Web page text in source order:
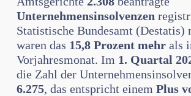
Unternehmensinsolvenzen
Statistische Bundesamt
waren das 15,8 Prozent mehrals
Vorjahresmonat. Im 1. Quartal
die Zahl der
6.275, das entspricht einem Plus